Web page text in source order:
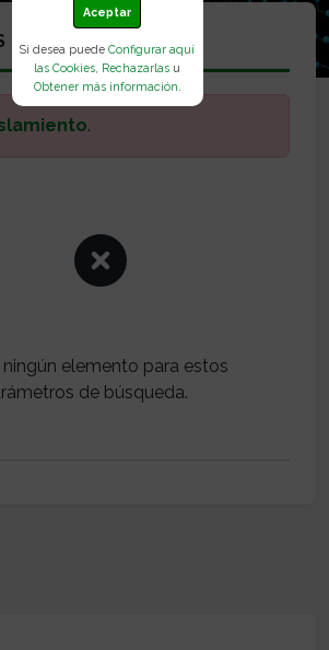
Aceptar
Si desea puedeConfigurar aquí
las Cookies Rechazarlas u
Obtener más información
.
ningún elemento para estos
de búsqueda.